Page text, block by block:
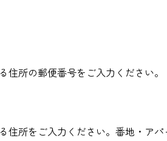
所の郵便番号をご入力ください。
所をご入力ください。番地・アパ